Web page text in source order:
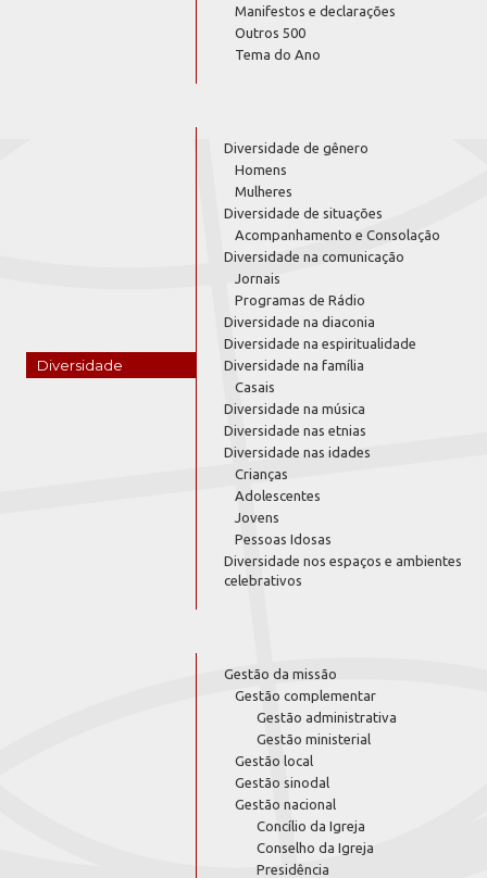
Manifestos e declarações
Outros 500
Tema do Ano
Diversidade
Diversidade de gênero
Homens
Mulheres
Diversidade de situações
Acompanhamento e Consolação
Diversidade na comunicação
Jornais
Programas de Rádio
Diversidade na diaconia
Diversidade na espiritualidade
Diversidade na família
Casais
Diversidade na música
Diversidade nas etnias
Diversidade nas idades
Crianças
Adolescentes
Jovens
Pessoas Idosas
Diversidade nos espaços e ambientes
celebrativos
Gestão da missão
Gestão complementar
Gestão administrativa
Gestão ministerial
Gestão local
Gestão sinodal
Gestão nacional
Concílio da Igreja
Conselho da Igreja
Presidência